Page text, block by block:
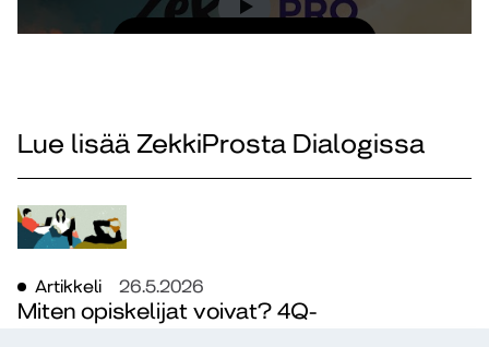
Muuta evästeasetuksia
Lue lisää ZekkiProsta Dialogissa
Artikkeli 26.5.2026
Miten opiskelijat voivat? 4Q-